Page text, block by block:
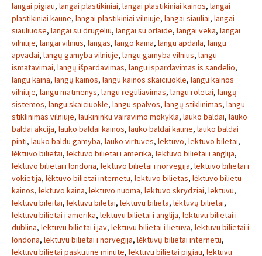
langai pigiau, langai plastikiniai, langai plastikiniai kainos, langai
plastikiniai kaune, langai plastikiniai vilniuje, langai siauliai, langai
siauliuose, langai su drugeliu, langai su orlaide, langai veka, langai
vilniuje, langai vilnius, langas, lango kaina, langu apdaila, langu
apvadai, langų gamyba vilniuje, langu gamyba vilnius, langu
ismatavimai, langų išpardavimas, langu ispardavimas is sandelio,
langu kaina, langų kainos, langu kainos skaiciuokle, langu kainos
vilniuje, langu matmenys, langu reguliavimas, langu roletai, langų
sistemos, langu skaiciuokle, langu spalvos, langų stiklinimas, langu
stiklinimas vilniuje, laukininku vairavimo mokykla, lauko baldai, lauko
baldai akcija, lauko baldai kainos, lauko baldai kaune, lauko baldai
pinti, lauko baldu gamyba, lauko virtuves, lektuvo, lektuvo biletai,
lėktuvo bilietai, lektuvo bilietai i amerika, lektuvo bilietai i anglija,
lektuvo bilietai i londona, lektuvo bilietai i norvegija, lektuvo bilietai i
vokietija, lėktuvo bilietai internetu, lektuvo bilietas, lėktuvo bilietu
kainos, lektuvo kaina, lektuvo nuoma, lektuvo skrydziai, lektuvu,
lektuvu bileitai, lektuvu biletai, lektuvu bilieta, lėktuvų bilietai,
lektuvu bilietai i amerika, lektuvu bilietai i anglija, lektuvu bilietai i
dublina, lektuvu bilietai i jav, lektuvu bilietai i lietuva, lektuvu bilietai i
londona, lektuvu bilietai i norvegija, lėktuvų bilietai internetu,
lektuvu bilietai paskutine minute, lektuvu bilietai pigiau, lektuvu